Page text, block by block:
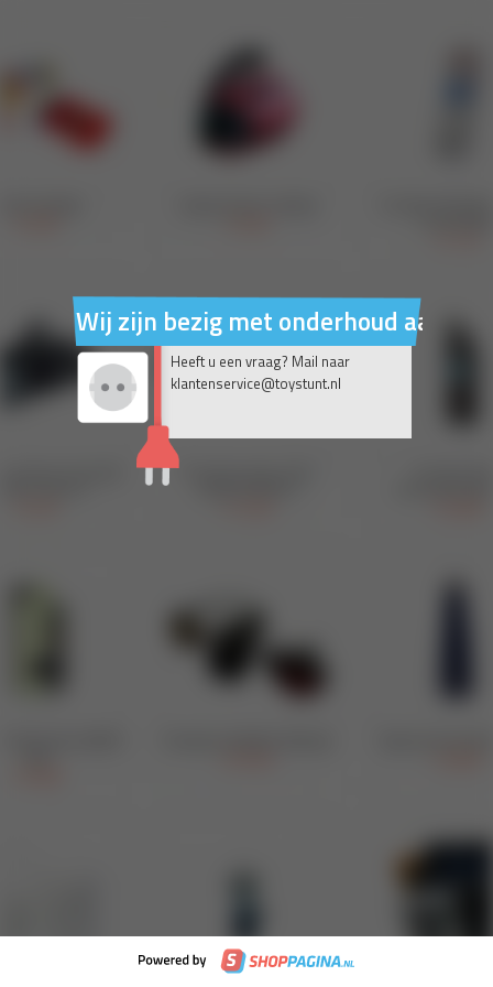
Wij zijn bezig met onderhoud aan
Heeft u een vraag? Mail naar
klantenservice@toystunt.nl